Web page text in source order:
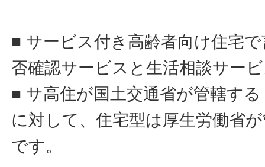
■ サービス付き高齢者向け住宅
否確認サービスと生活相談サー
■ サ高住が国土交通省が管轄す
に対して、住宅型は厚生労働省
です。